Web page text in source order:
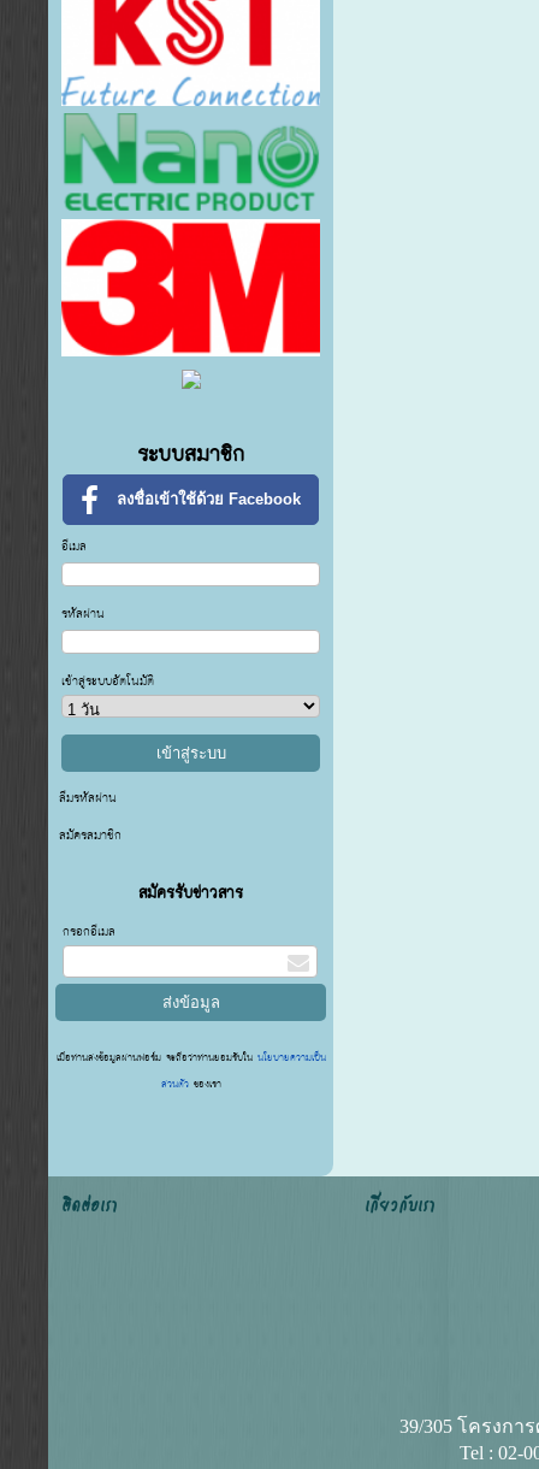
ระบบสมาชิก
ลงชื่อเข้าใช้ด้วย Facebook
อีเมล
รหัสผ่าน
เข้าสู่ระบบอัตโนมัติ
ลืมรหัสผ่าน
สมัครสมาชิก
สมัครรับข่าวสาร
กรอกอีเมล
เมื่อท่านส่งข้อมูลผ่านฟอร์ม จะถือว่าท่านยอมรับในนโยบายความเป็น
ส่วนตัว ของเรา
ติดต่อเรา เกี่ยวกับเรา
39/305 โครงก
Tel : 02-